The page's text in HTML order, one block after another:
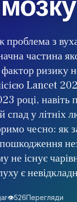
проблема з
частина
фактор ризику
Lancet
році, навіть
спад у літніх
чесно: як
не існує
є
👁️526Перегляди